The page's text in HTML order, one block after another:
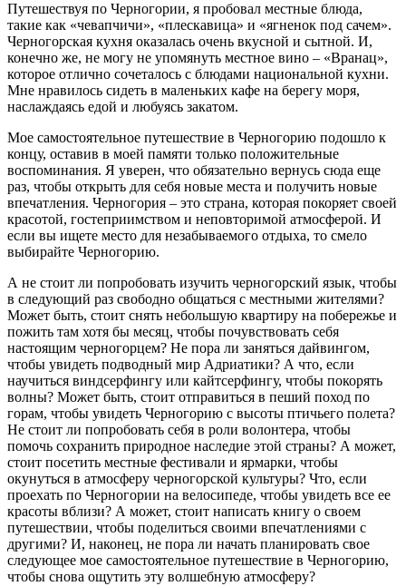
Путешествуя по Черногории, я пробовал местные блюда,
такие как «чевапчичи», «плескавица» и «ягненок под сачем».
Черногорская кухня оказалась очень вкусной и сытной. И,
конечно же, не могу не упомянуть местное вино – «Вранац»,
которое отлично сочеталось с блюдами национальной кухни.
Мне нравилось сидеть в маленьких кафе на берегу моря,
наслаждаясь едой и любуясь закатом.
Мое самостоятельное путешествие в Черногорию подошло к
концу, оставив в моей памяти только положительные
воспоминания. Я уверен, что обязательно вернусь сюда еще
раз, чтобы открыть для себя новые места и получить новые
впечатления. Черногория – это страна, которая покоряет своей
красотой, гостеприимством и неповторимой атмосферой. И
если вы ищете место для незабываемого отдыха, то смело
выбирайте Черногорию.
А не стоит ли попробовать изучить черногорский язык, чтобы
в следующий раз свободно общаться с местными жителями?
Может быть, стоит снять небольшую квартиру на побережье и
пожить там хотя бы месяц, чтобы почувствовать себя
настоящим черногорцем? Не пора ли заняться дайвингом,
чтобы увидеть подводный мир Адриатики? А что, если
научиться виндсерфингу или кайтсерфингу, чтобы покорять
волны? Может быть, стоит отправиться в пеший поход по
горам, чтобы увидеть Черногорию с высоты птичьего полета?
Не стоит ли попробовать себя в роли волонтера, чтобы
помочь сохранить природное наследие этой страны? А может,
стоит посетить местные фестивали и ярмарки, чтобы
окунуться в атмосферу черногорской культуры? Что, если
проехать по Черногории на велосипеде, чтобы увидеть все ее
красоты вблизи? А может, стоит написать книгу о своем
путешествии, чтобы поделиться своими впечатлениями с
другими? И, наконец, не пора ли начать планировать свое
следующее мое самостоятельное путешествие в Черногорию,
чтобы снова ощутить эту волшебную атмосферу?